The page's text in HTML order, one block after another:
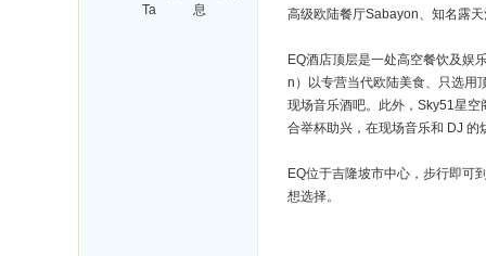
Ta
息
高级欧陆餐厅Sabayon、知名露
EQ酒店顶层是一处高空餐饮及娱
n）以专营当代欧陆美食、只选用
现场音乐酒吧。此外，Sky51星
合举杯助兴，在现场音乐和 DJ
EQ位于吉隆坡市中心，步行即可
想选择。